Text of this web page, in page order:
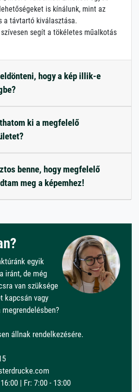
is kínálunk, mint az
a távtartó kiválasztása.
segít a tökéletes műalkotás
hogy a kép illik-e
ki a megfelelő
benne, hogy megfelelő
meg a képemhez!
egyik
iránt, de még
van szüksége
kapcsán vagy
állnak rendelkezésére.
| Fr: 7:00 - 13:00